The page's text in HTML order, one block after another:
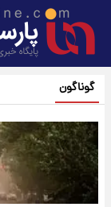
گوناگون